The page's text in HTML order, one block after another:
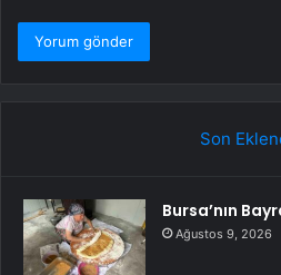
Son
Bursa’nın
Ağustos 9, 2026